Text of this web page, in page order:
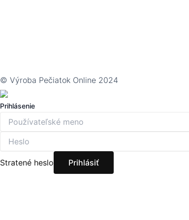
© Výroba Pečiatok Online 2024
Prihlásenie
Stratené heslo